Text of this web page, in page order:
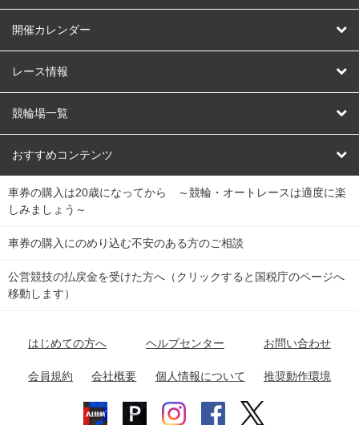
はじめての方へ
開催カレンダー
競輪
オートレース
競輪くじ
Dokanto!
チャリロトプラザ
レース情報
レース予想
レース結果
キャリーオーバー一覧
競輪場一覧
北日本 函館競輪場
関
東
弥彦競輪場 前橋競輪場 取手競輪場 宇都宮競輪場
関
東
小田原競輪場
名古屋競輪場 岐阜競輪場 大垣競輪場 豊橋競輪場
富山競輪場 松阪競輪場 四日市競輪場
福井競輪場 奈良競輪場 向日町競輪場
おすすめコンテンツ
競輪選手情報
Perfecta Navi
netkeirin
車券の購入は20歳になってから ～競輪・オートレースは適度に楽
しみましょう～
車券の購入にのめり込む不安のある方のご相談
公営競技の払戻金を受けた方へ（クリックすると国税庁のページへ
移動します）
はじめての方へ ヘルプセンター お問い合わせ
会員規約 会社概要 個人情報について 推奨動作環境